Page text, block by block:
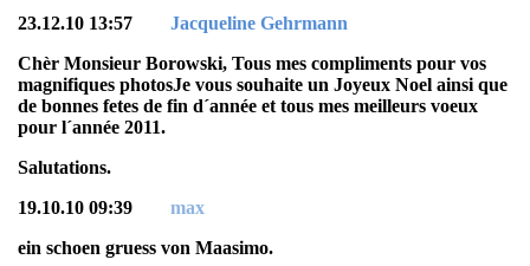
23.12.10 13:57 Jacqueline Gehrmann
Chèr Monsieur Borowski, Tous mes compliments pour vos
magnifiques photosJe vous souhaite un Joyeux Noel ainsi que
de bonnes fetes de fin d´année et tous mes meilleurs voeux
pour l´année 2011.
Salutations.
19.10.10 09:39 max
ein schoen gruess von Maasimo.